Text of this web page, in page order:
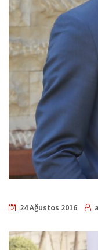
24 Ağustos 2016